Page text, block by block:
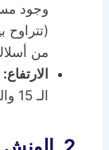
وجود
من
الارتفاع:
الـ 15 والـ 18 في الأبراج السكنية الحديثة.